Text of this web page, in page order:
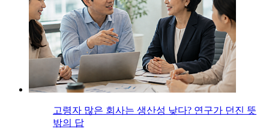
고령자 많은 회사는 생산성 낮다? 연구가 던진 뜻
밖의 답